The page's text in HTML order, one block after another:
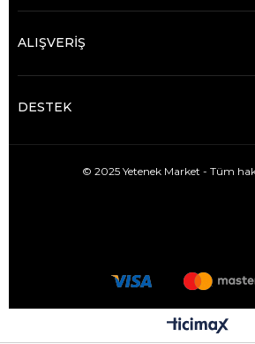
ALIŞVERİŞ
DESTEK
© 2025 Yetenek Market - Tüm